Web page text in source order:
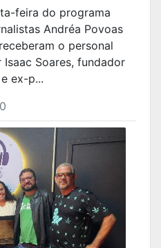
feira do programa
Andréa Povoas
o personal
Soares, fundador
ex-p...